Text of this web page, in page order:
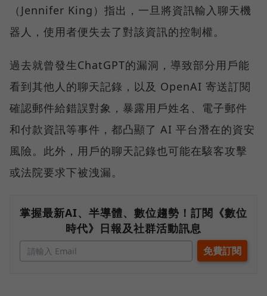
（Jennifer King）指出，一旦將資訊輸入聊天機
器人，使用者便失去了對該資訊的控制權。
過去就曾發生ChatGPT的漏洞，導致部分用戶能
看到其他人的聊天記錄，以及 OpenAI 寄送訂閱
確認郵件給錯誤對象，暴露用戶姓名、電子郵件
和付款資訊等事件，都凸顯了 AI 平台潛在的資安
風險。此外，用戶的聊天記錄也可能在駭客攻擊
或法院要求下被洩漏。
掌握最新AI、半導體、數位趨勢！訂閱《數位
時代》日報及社群活動訊息